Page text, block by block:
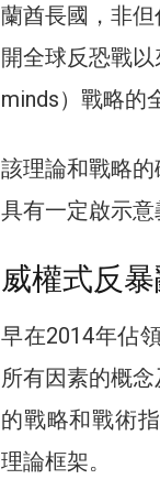
蘭酋長國，非
開全球反恐戰
minds）戰略的
該理論和戰略
具有一定啟示意
威權式反
早在2014年佔
所有因素的概
的戰略和戰術
理論框架。